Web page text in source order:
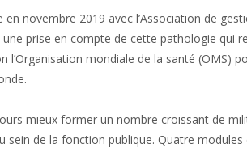
novembre 2019 avec l’Association de
une prise en compte de cette pathologie qui
l’Organisation mondiale de la santé (OMS)
mieux former un nombre croissant de
sein de la fonction publique. Quatre